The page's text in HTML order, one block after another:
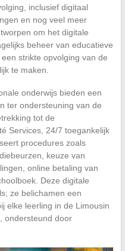
inclusief digitaal
en nog veel meer
om het digitale
beheer van educatieve
strikte opvolging van de
te maken.
onderwijs bieden een
ter ondersteuning van de
tot de
Services, 24/7 toegankelijk
procedures zoals
keuze van
online betaling van
Deze digitale
ze belichamen een
elke leerling in de Limousin
ondersteund door